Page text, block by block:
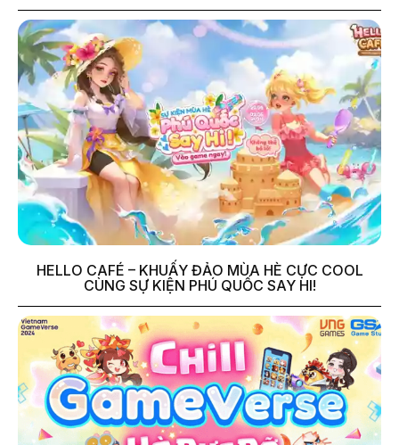
HELLO CAFÉ – KHUẤY ĐẢO MÙA HÈ CỰC COOL
CÙNG SỰ KIỆN PHÚ QUỐC SAY HI!